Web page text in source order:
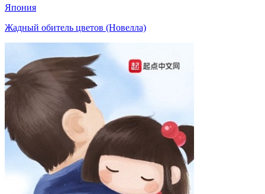
Япония
Жадный обитель цветов (Новелла)